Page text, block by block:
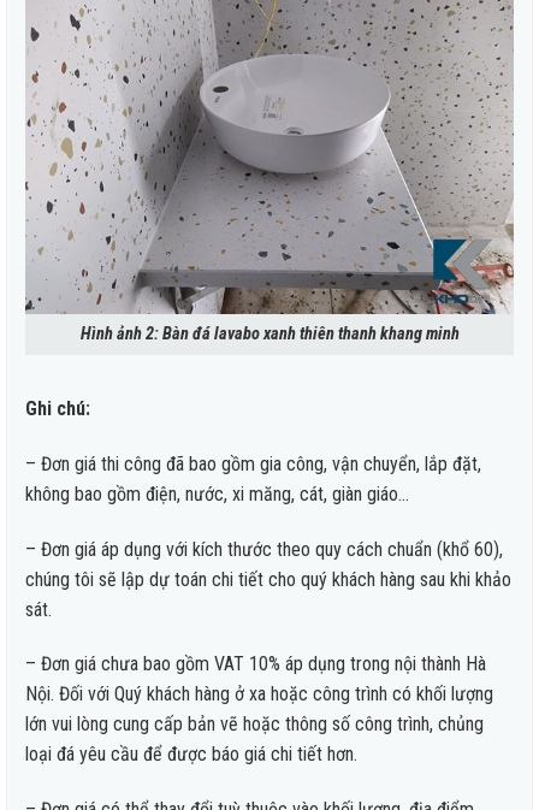
Hình ảnh 2: Bàn đá lavabo xanh thiên thanh khang minh
Ghi chú:
– Đơn giá thi công đã bao gồm gia công, vận chuyển, lắp đặt,
không bao gồm điện, nước, xi măng, cát, giàn giáo…
– Đơn giá áp dụng với kích thước theo quy cách chuẩn (khổ 60),
chúng tôi sẽ lập dự toán chi tiết cho quý khách hàng sau khi khảo
sát.
– Đơn giá chưa bao gồm VAT 10% áp dụng trong nội thành Hà
Nội. Đối với Quý khách hàng ở xa hoặc công trình có khối lượng
lớn vui lòng cung cấp bản vẽ hoặc thông số công trình, chủng
loại đá yêu cầu để được báo giá chi tiết hơn.